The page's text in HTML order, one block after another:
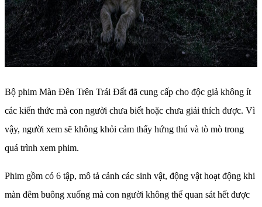
Bộ phim Màn Đên Trên Trái Đất đã cung cấp cho độc giả không ít
các kiến thức mà con người chưa biết hoặc chưa giải thích được. Vì
vậy, người xem sẽ không khỏi cảm thấy hứng thú và tò mò trong
quá trình xem phim.
Phim gồm có 6 tập, mô tả cảnh các sinh vật, động vật hoạt động khi
màn đêm buông xuống mà con người không thể quan sát hết được